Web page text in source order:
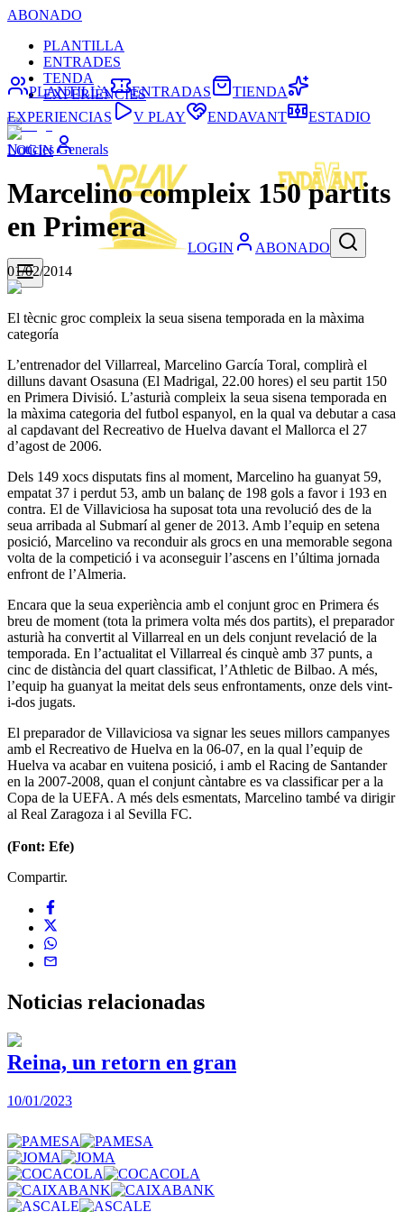
ABONADO
PLANTILLA
ENTRADES
TENDA
EXPERIÈNCIES
LOGIN
LOGIN ABONADO
PLANTILLA ENTRADAS
TIENDA
EXPERIENCIAS
V PLAY ENDAVANT ESTADIO
Noticies Generals
Marcelino compleix 150 partits
en Primera
01/02/2014
El tècnic groc compleix la seua sisena temporada en la màxima
categoría
L’entrenador del Villarreal, Marcelino García Toral, complirà el
dilluns davant Osasuna (El Madrigal, 22.00 hores) el seu partit 150
en Primera Divisió. L’asturià compleix la seua sisena temporada en
la màxima categoria del futbol espanyol, en la qual va debutar a casa
al capdavant del Recreativo de Huelva davant el Mallorca el 27
d’agost de 2006.
Dels 149 xocs disputats fins al moment, Marcelino ha guanyat 59,
empatat 37 i perdut 53, amb un balanç de 198 gols a favor i 193 en
contra. El de Villaviciosa ha suposat tota una revolució des de la
seua arribada al Submarí al gener de 2013. Amb l’equip en setena
posició, Marcelino va reconduir als grocs en una memorable segona
volta de la competició i va aconseguir l’ascens en l’última jornada
enfront de l’Almeria.
Encara que la seua experiència amb el conjunt groc en Primera és
breu de moment (tota la primera volta més dos partits), el preparador
asturià ha convertit al Villarreal en un dels conjunt revelació de la
temporada. En l’actualitat el Villarreal és cinquè amb 37 punts, a
cinc de distància del quart classificat, l’Athletic de Bilbao. A més,
l’equip ha guanyat la meitat dels seus enfrontaments, onze dels vint-
i-dos jugats.
El preparador de Villaviciosa va signar les seues millors campanyes
amb el Recreativo de Huelva en la 06-07, en la qual l’equip de
Huelva va acabar en vuitena posició, i amb el Racing de Santander
en la 2007-2008, quan el conjunt càntabre es va classificar per a la
Copa de la UEFA. A més dels esmentats, Marcelino també va dirigir
al Real Zaragoza i al Sevilla FC.
(Font: Efe)
Compartir.
Noticias relacionadas
Reina, un retorn en gran
10/01/2023